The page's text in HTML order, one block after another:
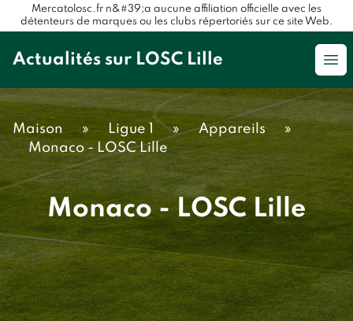
Mercatolosc.fr n&#39;a aucune affiliation officielle avec les
détenteurs de marques ou les clubs répertoriés sur ce site Web.
Actualités sur LOSC Lille
Maison » Ligue 1 » Appareils
»
Monaco - LOSC Lille
Monaco - LOSC Lille